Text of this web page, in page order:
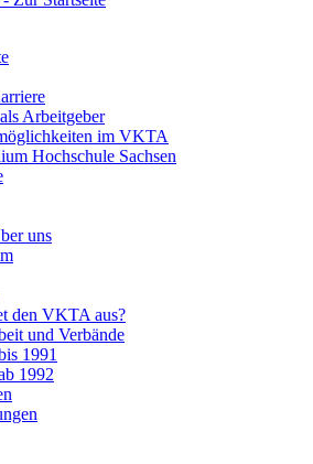
Arbeitgeber
im VKTA
Hochschule Sachsen
uns
den VKTA aus?
und Verbände
1991
1992